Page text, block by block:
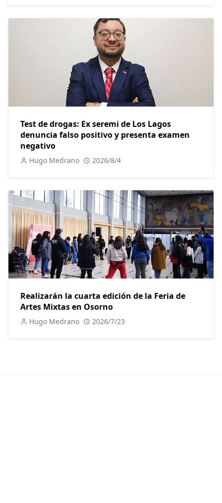
Test de drogas: Ex seremi de Los Lagos
denuncia falso positivo y presenta examen
negativo
Hugo Medrano 2026/8/4
Realizarán la cuarta edición de la Feria de
Artes Mixtas en Osorno
Hugo Medrano 2026/7/23